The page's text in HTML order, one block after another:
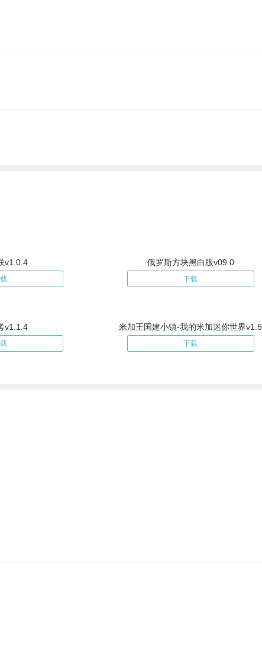
v1.0.4 俄罗斯方块黑白版v09.0
下载
v1.1.4 米加王国建小镇-我的米加迷你世界v1.5
下载